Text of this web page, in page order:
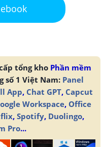
tổng kho Phần mềm
số 1 Việt Nam: Panel
App, Chat GPT, Capcut
Workspace, Office
, Spotify, Duolingo,
Pro...